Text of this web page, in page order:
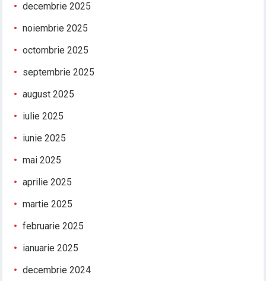
decembrie 2025
noiembrie 2025
octombrie 2025
septembrie 2025
august 2025
iulie 2025
iunie 2025
mai 2025
aprilie 2025
martie 2025
februarie 2025
ianuarie 2025
decembrie 2024